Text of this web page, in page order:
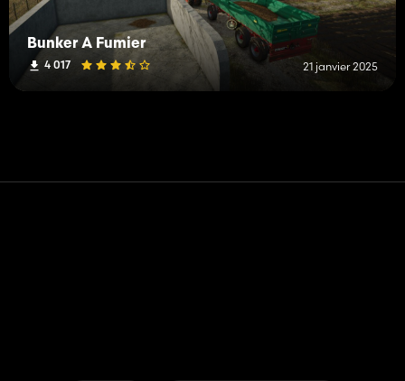
Bunker À Fumier
4 017 21 janvier 2025